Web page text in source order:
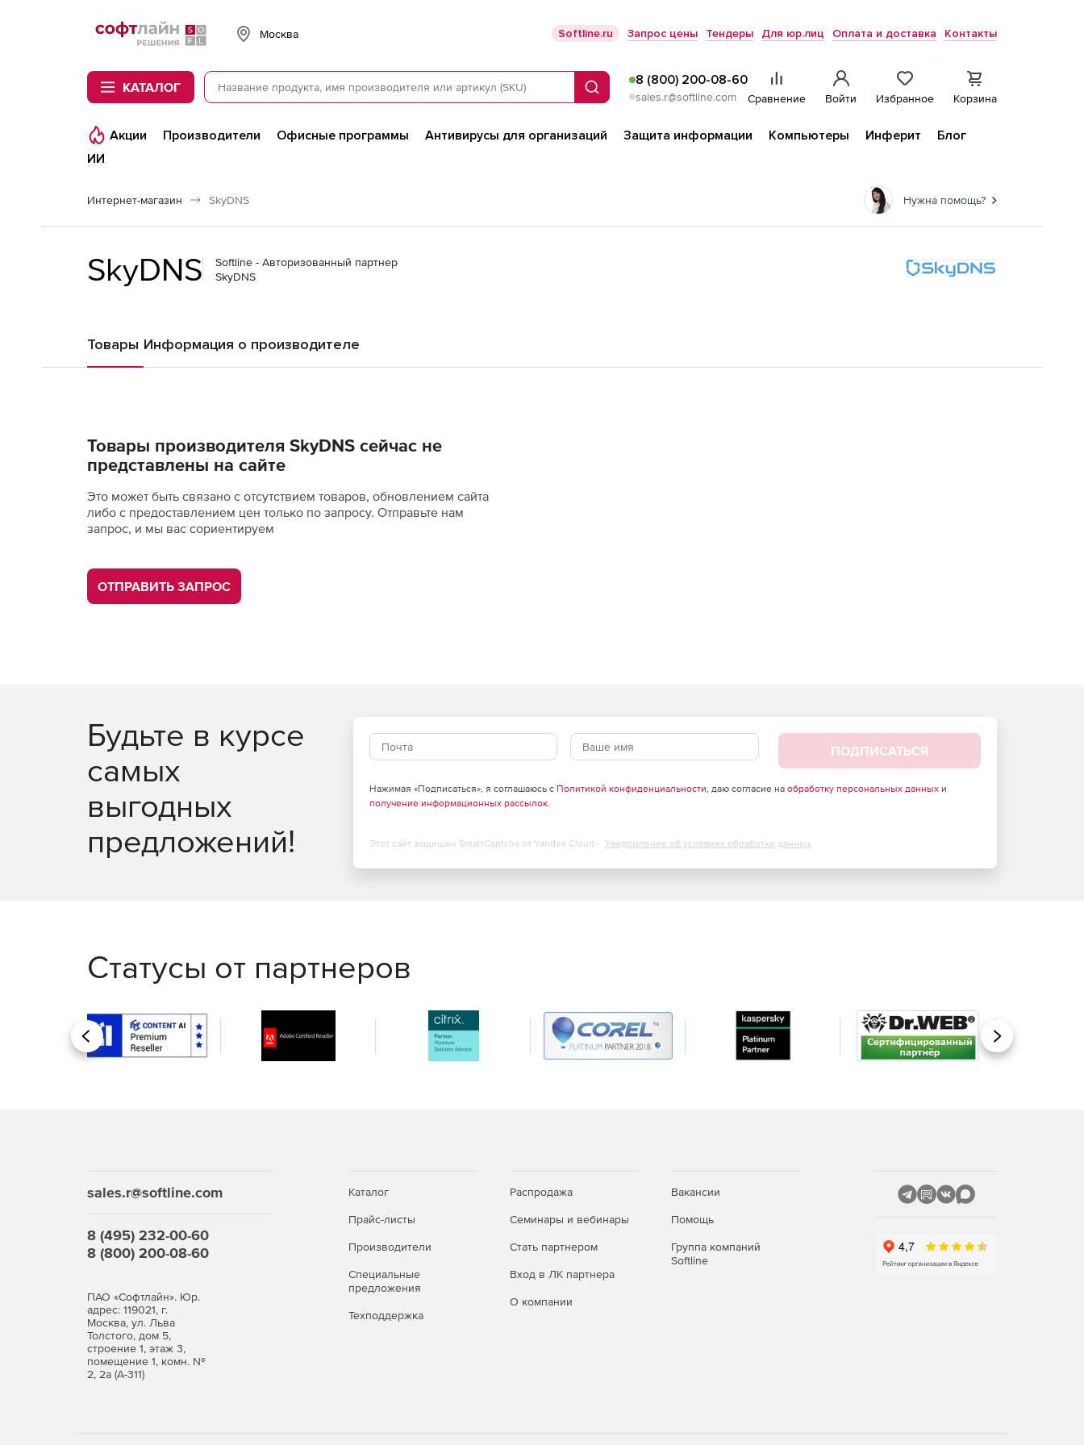
Softline
Москва Softline.ru Запрос цены Тендеры Для юр.лиц Оплата и доставка Контакты
КАТАЛОГ Поиск
8 (800) 200-08-60
sales.r@softline.com Сравнение Войти Избранное Корзина
Акции Производители Офисные программы Антивирусы для организаций Защита информации Компьютеры Инферит
Блог
ИИ
Интернет-магазин SkyDNS Нужна помощь?
SkyDNS
Softline - Авторизованный партнер
SkyDNS
Товары Информация о производителе
Товары производителя SkyDNS сейчас не
представлены на сайте
Это может быть связано с отсутствием товаров, обновлением сайта
либо с предоставлением цен только по запросу. Отправьте нам
запрос, и мы вас сориентируем
ОТПРАВИТЬ ЗАПРОС
Будьте в курсе
самых
выгодных
предложений!
ПОДПИСАТЬСЯ
Нажимая «Подписаться», я соглашаюсь с Политикой конфиденциальности, даю согласие на обработку персональных данныхи
получение информационных рассылок.
Этот сайт защищен SmartCaptcha от Yandex Cloud - Уведомление об условиях обработки данных
Статусы от партнеров
Назад Вперед
sales.r@softline.com
8 (495) 232-00-60
8 (800) 200-08-60
ПАО «Софтлайн». Юр.
адрес: 119021, г.
Москва, ул. Льва
Толстого, дом 5,
строение 1, этаж 3,
помещение 1, комн. №
2, 2а (А-311)
Каталог
Прайс-листы
Производители
Специальные
предложения
Техподдержка
Распродажа
Семинары и вебинары
Стать партнером
Вход в ЛК партнера
О компании
Вакансии
Помощь
Группа компаний
Softline